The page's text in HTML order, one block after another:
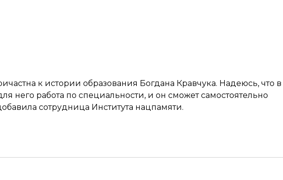
к истории образования Богдана Кравчука. Надеюсь, что в
него работа по специальности, и он сможет самостоятельно
сотрудница Института нацпамяти.